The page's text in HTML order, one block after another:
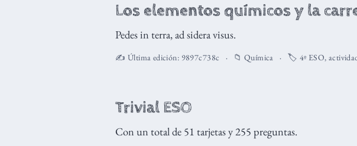
Los elementos químicos y la
Pedes in terra, ad sidera visus.
✍️ Última edición: 9897c738c 📁 Química 🏷️ 4º ESO,
Trivial ESO
Con un total de 51 tarjetas y 255 preguntas.